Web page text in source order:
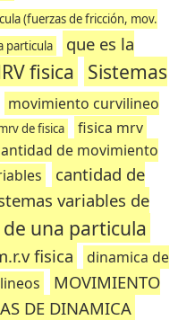
(fuerzas de fricción, mov.
particula
que es la
fisica Sistemas
movimiento curvilineo
de fisica
fisica mrv
de movimiento
cantidad de
variables de
una particula
fisica
dinamica de
MOVIMIENTO
DE DINAMICA